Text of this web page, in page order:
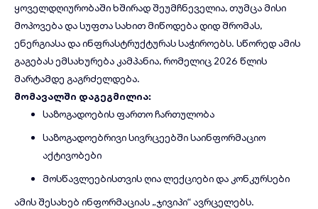
ყოველდღიურობაში ხშირად შეუმჩნეველია, თუმცა მისი
მოპოვება და სუფთა სახით მიწოდება დიდ შრომას,
ენერგიასა და ინფრასტრუქტურას საჭიროებს. სწორედ ამის
გაგებას ემსახურება კამპანია, რომელიც 2026 წლის
მარტამდე გაგრძელდება.
მომავალში დაგეგმილია:
საზოგადოების ფართო ჩართულობა
საზოგადოებრივი სივრცეებში საინფორმაციო
აქტივობები
მოსწავლეებისთვის ღია ლექციები და კონკურსები
ამის შესახებ ინფორმაციას „ჯივიპი“ ავრცელებს.